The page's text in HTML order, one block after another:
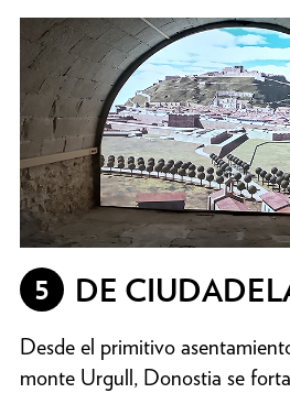
5 DE
Desde el primitivo
monte Urgull, Donostia se